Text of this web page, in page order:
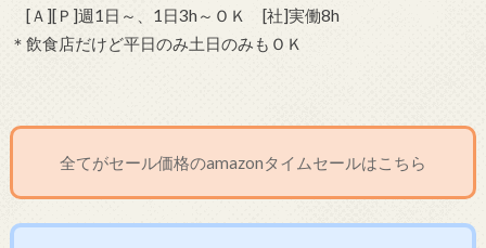
[Ａ][Ｐ]週1日～、1日3h～ＯＫ [社]実働8h
＊飲食店だけど平日のみ土日のみもＯＫ
全てがセール価格のamazonタイムセールはこちら